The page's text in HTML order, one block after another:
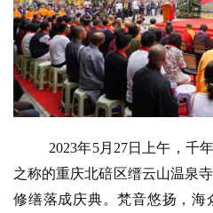
2023年5月27日上午，千
之称的重庆北碚区缙云山温泉
修缮落成庆典。梵音悠扬，海